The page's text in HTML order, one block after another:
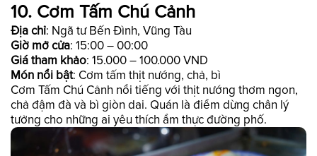
10. Cơm Tấm Chú Cảnh
Địa chỉ: Ngã tư Bến Đình, Vũng Tàu
Giờ mở cửa: 15:00 – 00:00
Giá tham khảo: 15.000 – 100.000 VND
Món nổi bật: Cơm tấm thịt nướng, chả, bì
Cơm Tấm Chú Cảnh nổi tiếng với thịt nướng thơm ngon,
chả đậm đà và bì giòn dai. Quán là điểm dừng chân lý
tưởng cho những ai yêu thích ẩm thực đường phố.